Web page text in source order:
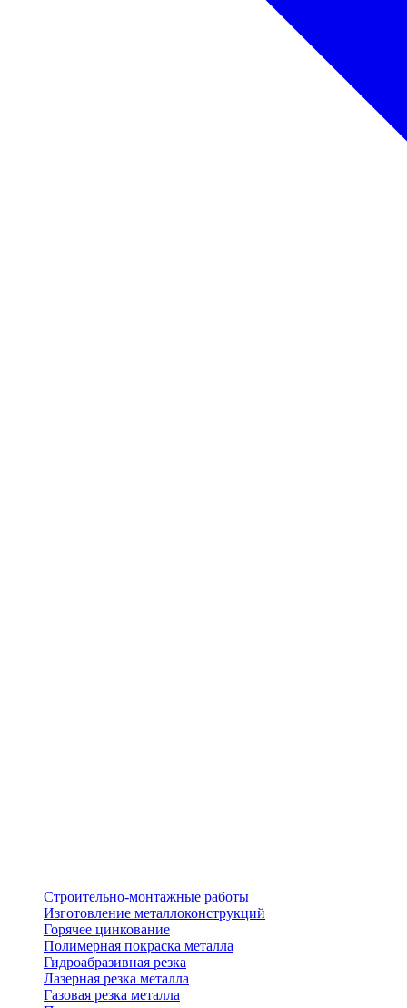
Строительно-монтажные работы
Изготовление металлоконструкций
Горячее цинкование
Полимерная покраска металла
Гидроабразивная резка
Лазерная резка металла
Газовая резка металла